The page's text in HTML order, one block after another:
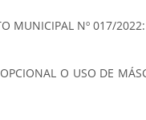
MUNICIPAL Nº 017/2022:
O USO DE